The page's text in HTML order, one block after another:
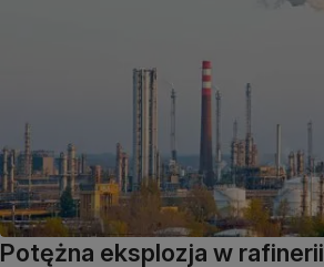
Potężna eksplozja w rafinerii